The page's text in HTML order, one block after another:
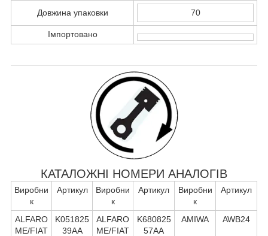
Довжина упаковки 70
Імпортовано
КАТАЛОЖНІ НОМЕРИ АНАЛОГІВ
Виробни
к
Артикул
Виробни
к
Артикул
Виробни
к
Артикул
ALFARO
ME/FIAT
K051825
39AA
ALFARO
ME/FIAT
K680825
57AA
AMIWA AWB24